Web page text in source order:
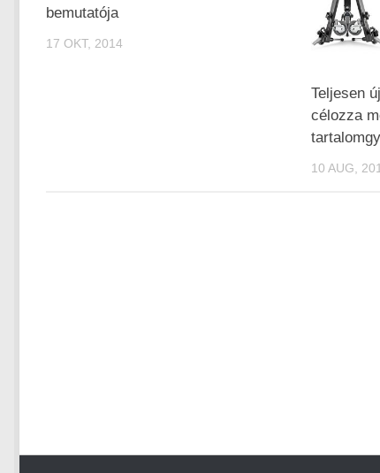
bemutatója
17 OKT, 2014
Teljesen
célozza
10 AUG,